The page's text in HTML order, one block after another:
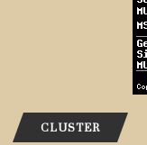
CLUSTER